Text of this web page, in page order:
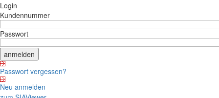
Login
Kundennummer
Passwort
Passwort vergessen?
Neu anmelden